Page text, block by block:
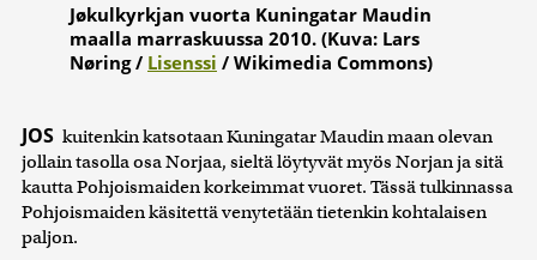
Jøkulkyrkjan vuorta Kuningatar Maudin
maalla marraskuussa 2010. (Kuva: Lars
Nøring / Lisenssi / Wikimedia Commons)
JOS kuitenkin katsotaan Kuningatar Maudin maan olevan
jollain tasolla osa Norjaa, sieltä löytyvät myös Norjan ja sitä
kautta Pohjoismaiden korkeimmat vuoret. Tässä tulkinnassa
Pohjoismaiden käsitettä venytetään tietenkin kohtalaisen
paljon.